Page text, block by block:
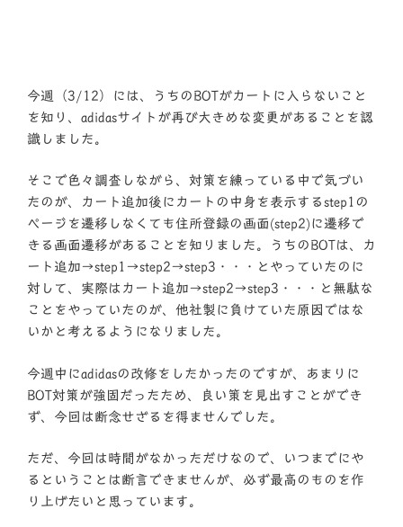
今週（3/12）には、うちのBOTがカートに入らないこと
を知り、adidasサイトが再び大きめな変更があることを認
識しました。
そこで色々調査しながら、対策を練っている中で気づい
たのが、カート追加後にカートの中身を表示するstep1の
ページを遷移しなくても住所登録の画面(step2)に遷移で
きる画面遷移があることを知りました。うちのBOTは、カ
ート追加→step1→step2→step3・・・とやっていたのに
対して、実際はカート追加→step2→step3・・・と無駄な
ことをやっていたのが、他社製に負けていた原因ではな
いかと考えるようになりました。
今週中にadidasの改修をしたかったのですが、あまりに
BOT対策が強固だったため、良い策を見出すことができ
ず、今回は断念せざるを得ませんでした。
ただ、今回は時間がなかっただけなので、いつまでにや
るということは断言できませんが、必ず最高のものを作
り上げたいと思っています。